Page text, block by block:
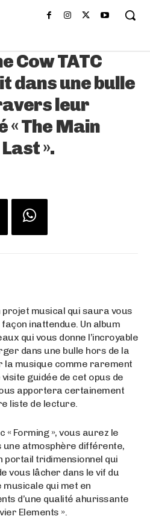
Cow TATC
dans une bulle
leur
« The Main
».
musical qui saura vous
inattendue. Un album
qui vous donne l’incroyable
dans une bulle hors de la
la musique comme rarement
guidée de cet opus de
apportera certainement
liste de lecture.
« Forming », vous aurez le
une atmosphère différente,
portail tridimensionnel qui
vous lâcher dans le vif du
qui met en
d’une qualité ahurissante
Elements ».